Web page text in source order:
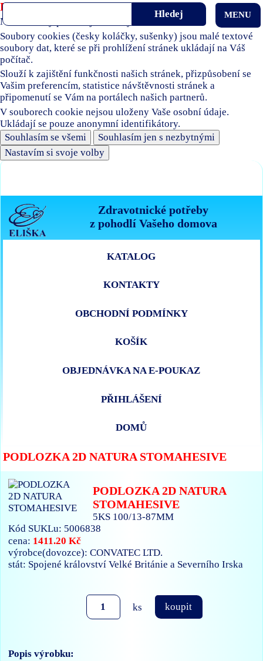
Používáme soubory cookies
Naše stránky používají soubory cookies.
Soubory cookies (česky koláčky, sušenky) jsou malé textové
soubory dat, které se při prohlížení stránek ukládají na Váš
počítač.
Slouží k zajištění funkčnosti našich stránek, přizpůsobení se
Vašim preferencím, statistice návštěvnosti stránek a
připomenutí se Vám na portálech našich partnerů.
V souborech cookie nejsou uloženy Vaše osobní údaje.
Ukládají se pouze anonymní identifikátory.
Souhlasím se všemi
Souhlasím jen s nezbytnými
Nastavím si svoje volby
Zdravotnické potřeby
z pohodlí Vašeho domova
MENU
KATALOG
KONTAKTY
OBCHODNÍ PODMÍNKY
KOŠÍK
OBJEDNÁVKA NA E-POUKAZ
PŘIHLÁŠENÍ
DOMŮ
PODLOZKA 2D NATURA STOMAHESIVE
PODLOZKA 2D NATURA
STOMAHESIVE
5KS 100/13-87MM
Kód SUKLu: 5006838
cena: 1411.20 Kč
výrobce(dovozce): CONVATEC LTD.
stát: Spojené království Velké Británie a Severního Irska
ks koupit
Popis výrobku: